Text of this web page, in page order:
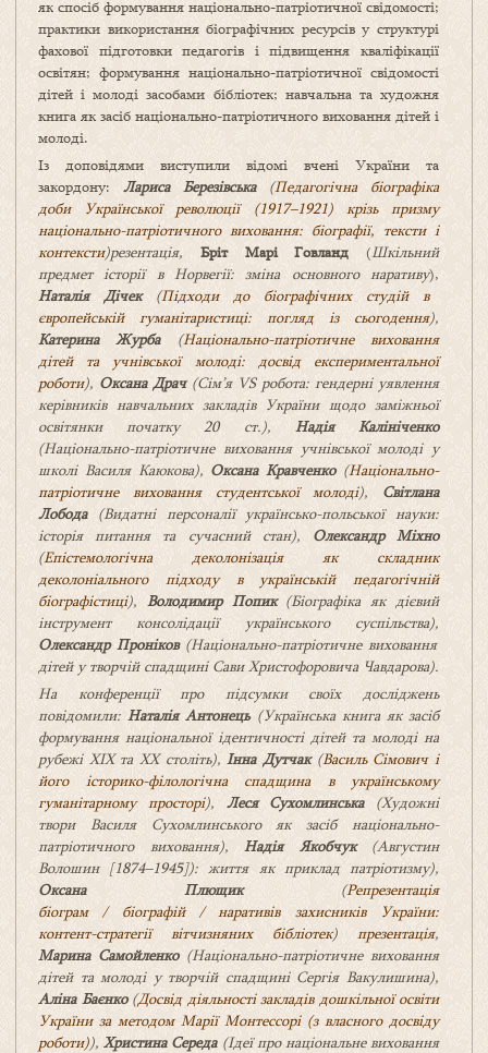
як спосіб формування національно-патріотичної свідомості;
практики використання біографічних ресурсів у структурі
фахової підготовки педагогів і підвищення кваліфікації
освітян; формування національно-патріотичної свідомості
дітей і молоді засобами бібліотек; навчальна та художня
книга як засіб національно-патріотичного виховання дітей і
молоді.
Із доповідями виступили відомі вчені України та
закордону: Лариса Березівська (Педагогічна біографіка
доби Української революції (1917–1921) крізь призму
національно-патріотичного виховання: біографії, тексти і
контексти)резентація, Бріт Марі Говланд (Шкільний
предмет історії в Норвегії: зміна основного наративу),
Наталія Дічек(Підходи до біографічних студій в
європейській гуманітаристиці: погляд із сьогодення),
Катерина Журба(Національно-патріотичне виховання
дітей та учнівської молоді: досвід експериментальної
роботи), Оксана Драч(Сім’я VS робота: гендерні уявлення
керівників навчальних закладів України щодо заміжньої
освітянки початку 20 ст.), Надія Калініченко
(Національно-патріотичне виховання учнівської молоді у
школі Василя Каюкова), Оксана Кравченко(Національно-
патріотичне виховання студентської молоді), Світлана
Лобода(Видатні персоналії українсько-польської науки:
історія питання та сучасний стан), Олександр Міхно
(Епістемологічна деколонізація як складник
деколоніального підходу в українській педагогічній
біографістиці), Володимир Попик (Біографіка як дієвий
інструмент консолідації українського суспільства),
Олександр Проніков (Національно-патріотичне виховання
дітей у творчій спадщині Сави Христофоровича Чавдарова).
На конференції про підсумки своїх досліджень
повідомили:Наталія Антонець(Українська книга як засіб
формування національної ідентичності дітей та молоді на
рубежі ХІХ та ХХ століть),Інна Дутчак(Василь Сімович і
його історико-філологічна спадщина в українському
гуманітарному просторі), Леся Сухомлинська(Художні
твори Василя Сухомлинського як засіб національно-
патріотичного виховання), Надія Якобчук(Августин
Волошин [1874–1945]): життя як приклад патріотизму),
Оксана Плющик(Репрезентація
біограм / біографій / наративів захисників України:
контент-стратегії вітчизняних бібліотек) презентація,
Марина Самойленко(Національно-патріотичне виховання
дітей та молоді у творчій спадщині Сергія Вакулишина),
Аліна Баєнко(Досвід діяльності закладів дошкільної освіти
України за методом Марії Монтессорі (з власного досвіду
роботи)),Христина Середа(Ідеї про національне виховання